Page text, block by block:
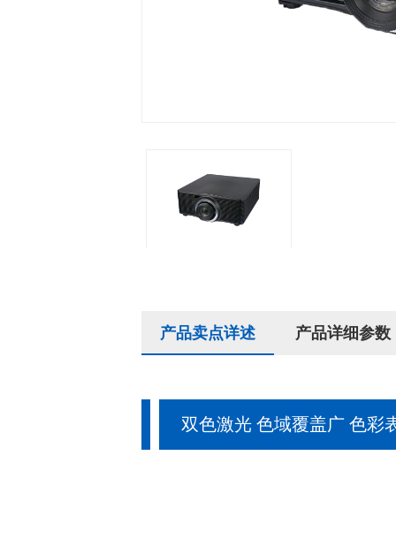
产品卖点详述 产品详细参数
双色激光 色域覆盖广 色彩